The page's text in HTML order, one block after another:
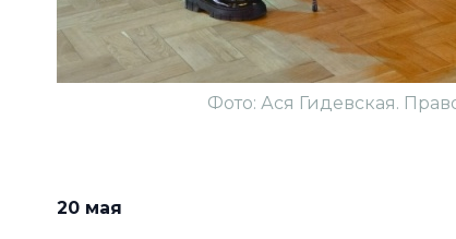
Фото: Ася Гидевская.
20 мая